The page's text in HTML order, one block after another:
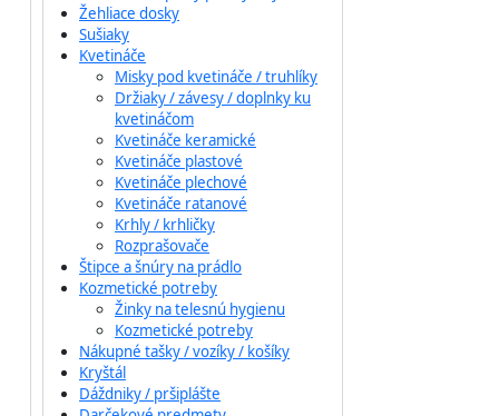
Žehliace dosky
Sušiaky
Kvetináče
Misky pod kvetináče / truhlíky
Držiaky / závesy / doplnky ku
kvetináčom
Kvetináče keramické
Kvetináče plastové
Kvetináče plechové
Kvetináče ratanové
Krhly / krhličky
Rozprašovače
Štipce a šnúry na prádlo
Kozmetické potreby
Žinky na telesnú hygienu
Kozmetické potreby
Nákupné tašky / vozíky / košíky
Kryštál
Dáždniky / pršiplášte